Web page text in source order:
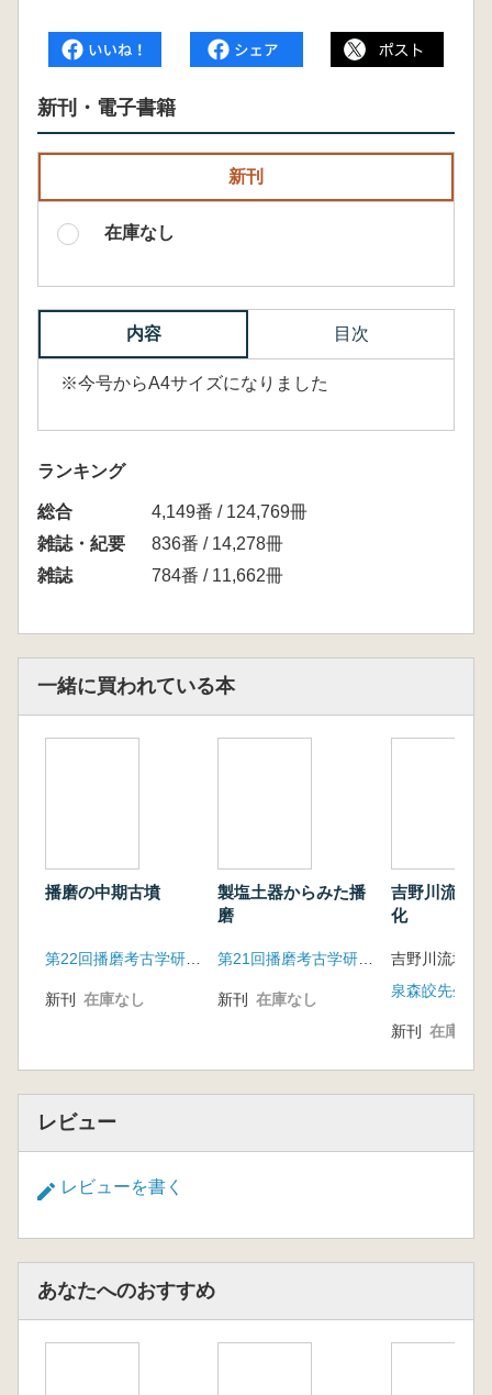
新刊・電子書籍
新刊
在庫なし
内容 目次
※今号からA4サイズになりました
ランキング
総合
4,149番 / 124,769冊
雑誌・紀要
836番 / 14,278冊
雑誌
784番 / 11,662冊
一緒に買われている本
播磨の中期古墳
第22回播磨考古学研究集会実行委員会
新刊 在庫なし
製塩土器からみた播
磨
第21回播磨考古学研究集会実行委員会
新刊 在庫なし
吉野川流域
化
新刊 在庫なし
レビュー
レビューを書く
あなたへのおすすめ